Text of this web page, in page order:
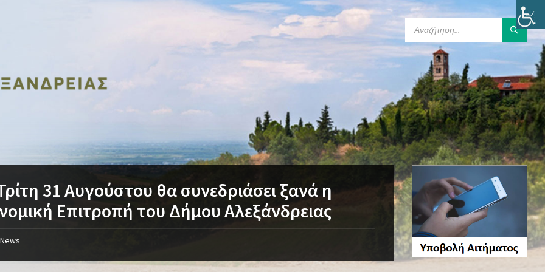
31 Αυγούστου θα συνεδριάσει ξανά η
Επιτροπή του Δήμου Αλεξάνδρειας
News